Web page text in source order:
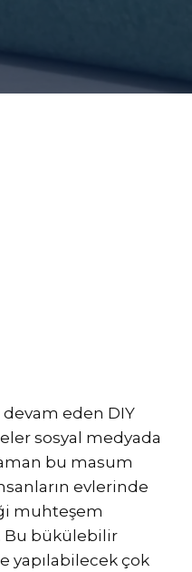
eden DIY
sosyal medyada
bu masum
evlerinde
muhteşem
Bu bükülebilir
yapılabilecek çok